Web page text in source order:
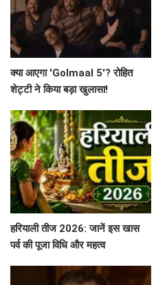
क्या आएगा 'Golmaal 5'? रोहित
शेट्टी ने किया बड़ा खुलासा!
हरियाली तीज 2026: जानें इस खास
पर्व की पूजा विधि और महत्व